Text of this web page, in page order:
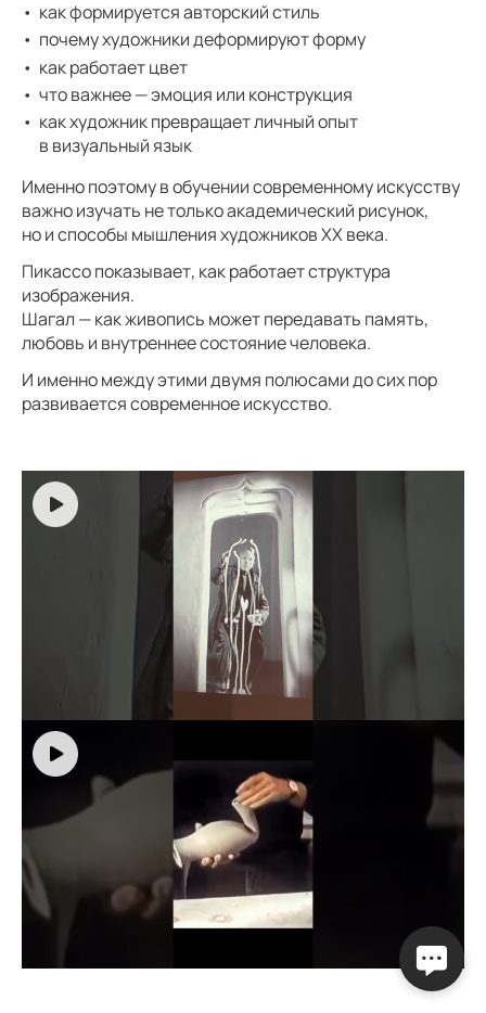
как формируется авторский стиль
почему художники деформируют форму
как работает цвет
что важнее — эмоция или конструкция
как художник превращает личный опыт
в визуальный язык
Именно поэтому в обучении современному искусству
важно изучать не только академический рисунок,
но и способы мышления художников XX века.
Пикассо показывает, как работает структура
изображения.
Шагал — как живопись может передавать память,
любовь и внутреннее состояние человека.
И именно между этими двумя полюсами до сих пор
развивается современное искусство.